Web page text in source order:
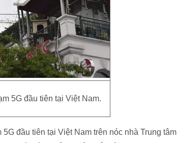
5G đầu tiên tại Việt Nam.
đầu tiên tại Việt Nam trên nóc nhà Trung tâm